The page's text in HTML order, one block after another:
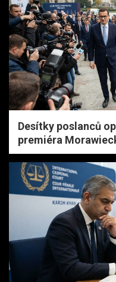
Desítky poslanců
premiéra